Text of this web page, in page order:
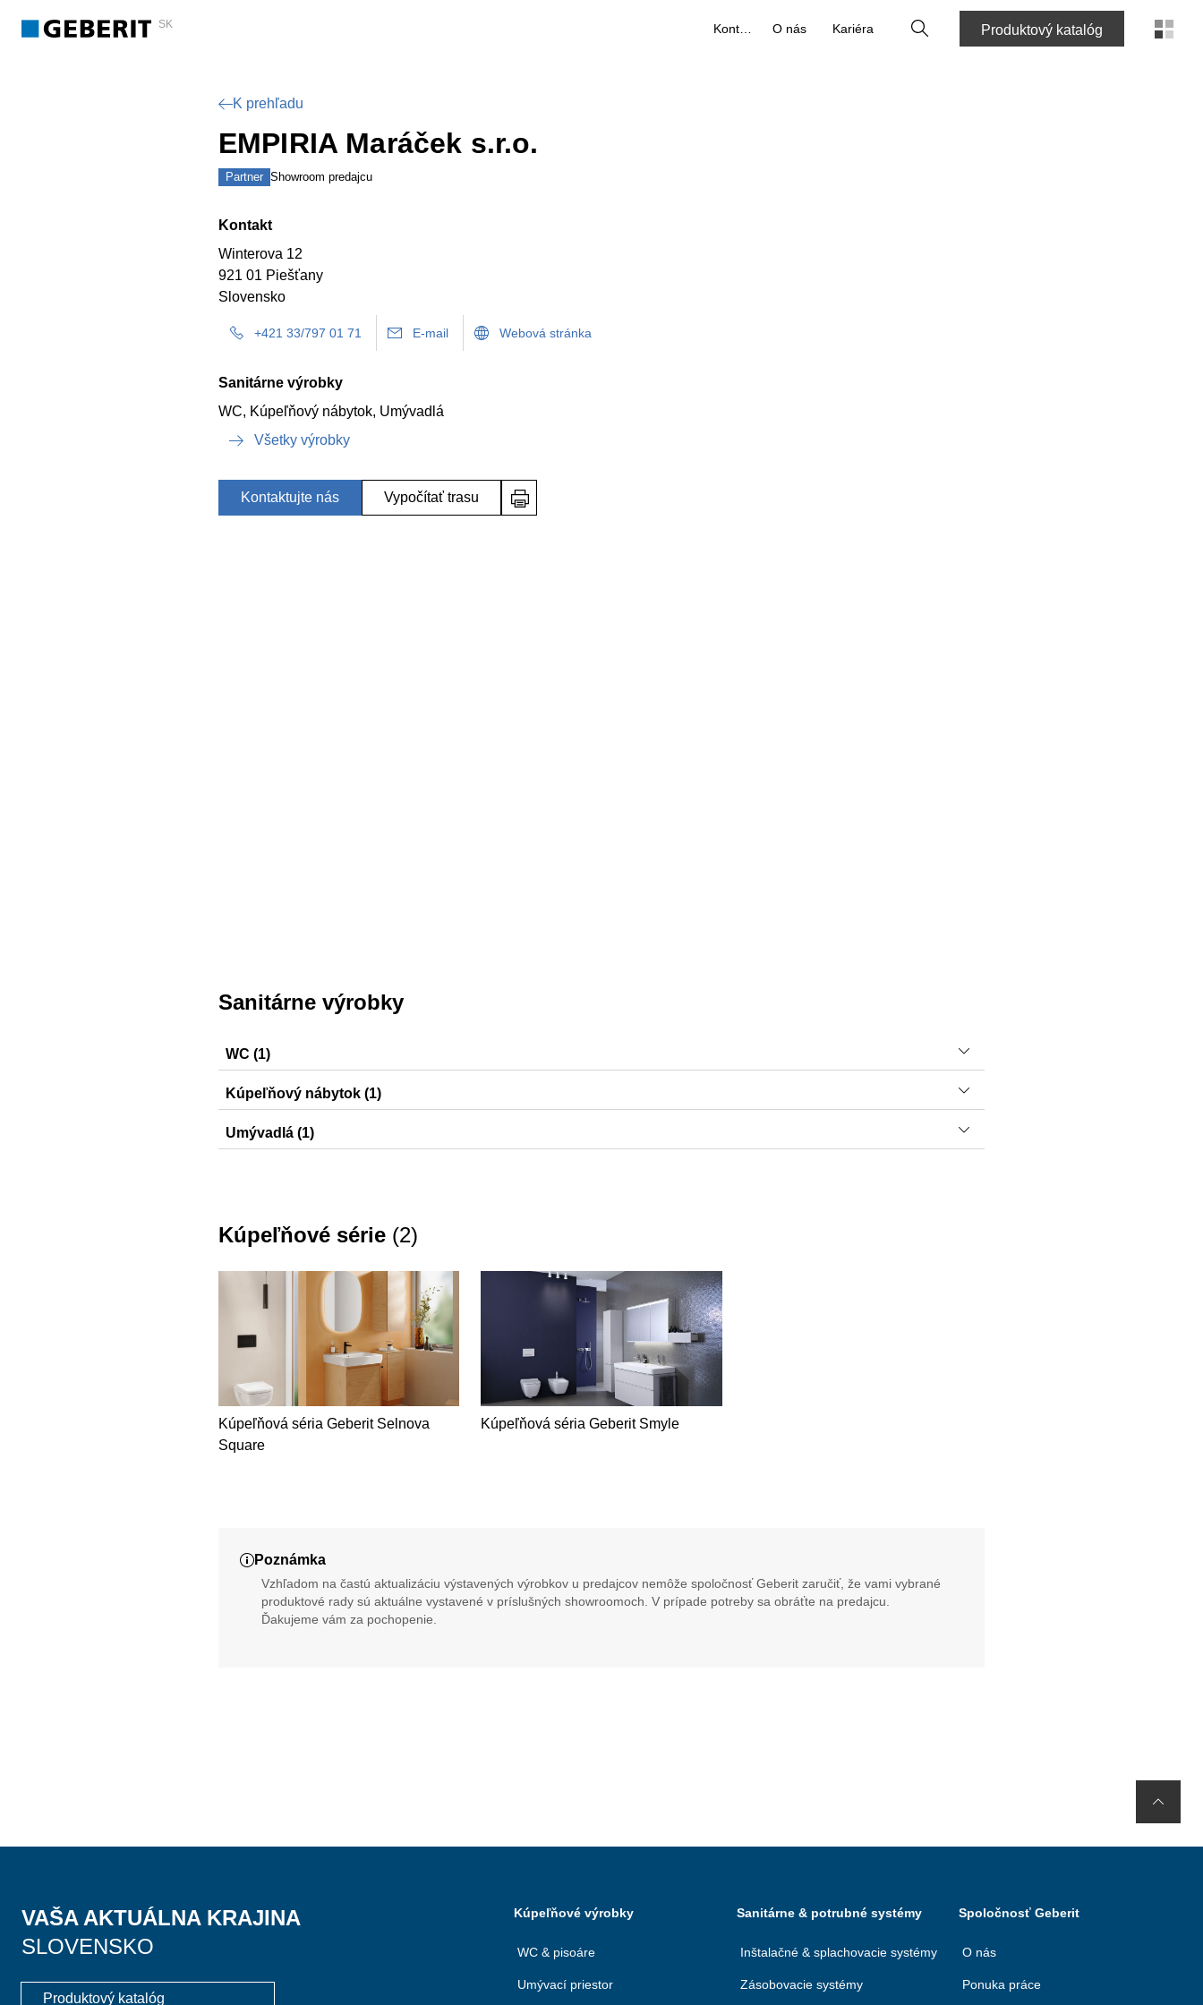
SK O nás Kariéra VyhľadaťProduktový katalóg
K prehľadu
EMPIRIA Maráček s.r.o.
Partner Showroom predajcu
Kontakt
Winterova 12
921 01 Piešťany
Slovensko
+421 33/797 01 71 E-mail Webová stránka
Sanitárne výrobky
WC, Kúpeľňový nábytok, Umývadlá
Všetky výrobky
Kontaktujte nás Vypočítať trasu
Sanitárne výrobky
WC (1)
Selnova Square
Kúpeľňový nábytok (1)
Smyle
Umývadlá (1)
Kúpeľňové série (2)
Kúpeľňová séria Geberit Selnova
Square
Kúpeľňová séria Geberit Smyle
Poznámka
Vzhľadom na častú aktualizáciu výstavených výrobkov u predajcov nemôže spoločnosť Geberit zaručiť, že vami vybrané
produktové rady sú aktuálne vystavené v príslušných showroomoch. V prípade potreby sa obráťte na predajcu.
Ďakujeme vám za pochopenie.
VAŠA AKTUÁLNA KRAJINA
SLOVENSKO
Produktový katalóg
Kúpeľňové výrobky
WC & pisoáre
Umývací priestor
Sanitárne & potrubné systémy
Inštalačné & splachovacie systémy
Zásobovacie systémy
Spoločnosť Geberit
O nás
Ponuka práce